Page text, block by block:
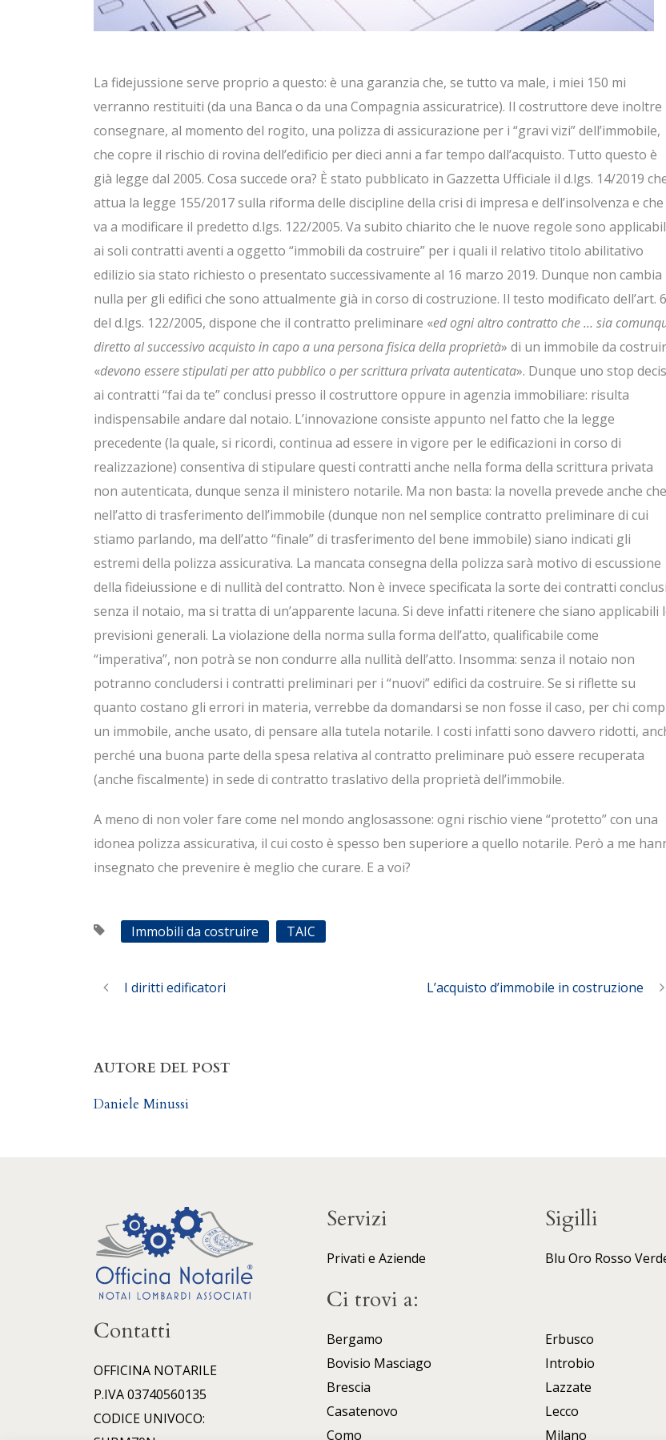
La fidejussione serve proprio a questo: è una garanzia che, se tutto va male, i miei 150 mi
verranno restituiti (da una Banca o da una Compagnia assicuratrice). Il costruttore deve inoltre
consegnare, al momento del rogito, una polizza di assicurazione per i “gravi vizi” dell’immobile,
che copre il rischio di rovina dell’edificio per dieci anni a far tempo dall’acquisto. Tutto questo è
già legge dal 2005. Cosa succede ora? È stato pubblicato in Gazzetta Ufficiale il d.lgs. 14/2019
attua la legge 155/2017 sulla riforma delle discipline della crisi di impresa e dell’insolvenza e che
va a modificare il predetto d.lgs. 122/2005. Va subito chiarito che le nuove regole sono
ai soli contratti aventi a oggetto “immobili da costruire” per i quali il relativo titolo abilitativo
edilizio sia stato richiesto o presentato successivamente al 16 marzo 2019. Dunque non cambia
nulla per gli edifici che sono attualmente già in corso di costruzione. Il testo modificato dell’art. 6
del d.lgs. 122/2005, dispone che il contratto preliminare «ed ogni altro contratto che … sia
diretto al successivo acquisto in capo a una persona fisica della proprietà» di un immobile da
«devono essere stipulati per atto pubblico o per scrittura privata autenticata». Dunque uno stop
ai contratti “fai da te” conclusi presso il costruttore oppure in agenzia immobiliare: risulta
indispensabile andare dal notaio. L’innovazione consiste appunto nel fatto che la legge
precedente (la quale, si ricordi, continua ad essere in vigore per le edificazioni in corso di
realizzazione) consentiva di stipulare questi contratti anche nella forma della scrittura privata
non autenticata, dunque senza il ministero notarile. Ma non basta: la novella prevede anche che
nell’atto di trasferimento dell’immobile (dunque non nel semplice contratto preliminare di cui
stiamo parlando, ma dell’atto “finale” di trasferimento del bene immobile) siano indicati gli
estremi della polizza assicurativa. La mancata consegna della polizza sarà motivo di escussione
della fideiussione e di nullità del contratto. Non è invece specificata la sorte dei contratti conclusi
senza il notaio, ma si tratta di un’apparente lacuna. Si deve infatti ritenere che siano applicabili
previsioni generali. La violazione della norma sulla forma dell’atto, qualificabile come
“imperativa”, non potrà se non condurre alla nullità dell’atto. Insomma: senza il notaio non
potranno concludersi i contratti preliminari per i “nuovi” edifici da costruire. Se si riflette su
quanto costano gli errori in materia, verrebbe da domandarsi se non fosse il caso, per chi
un immobile, anche usato, di pensare alla tutela notarile. I costi infatti sono davvero ridotti,
perché una buona parte della spesa relativa al contratto preliminare può essere recuperata
(anche fiscalmente) in sede di contratto traslativo della proprietà dell’immobile.
A meno di non voler fare come nel mondo anglosassone: ogni rischio viene “protetto” con una
idonea polizza assicurativa, il cui costo è spesso ben superiore a quello notarile. Però a me
insegnato che prevenire è meglio che curare. E a voi?
Immobili da costruire TAIC
I diritti edificatori L’acquisto d’immobile in costruzione
AUTORE DEL POST
Daniele Minussi
Contatti
OFFICINA NOTARILE
P.IVA 03740560135
CODICE UNIVOCO:
Servizi
Privati e Aziende
Sigilli
Blu Oro Rosso
Ci trovi a:
Bergamo
Bovisio Masciago
Brescia
Casatenovo
Como
Erbusco
Introbio
Lazzate
Lecco
Milano